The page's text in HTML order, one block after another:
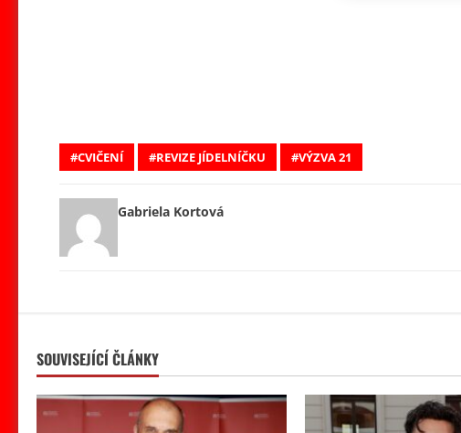
CVIČENÍ REVIZE JÍDELNÍČKU VÝZVA 21
Gabriela Kortová
SOUVISEJÍCÍ ČLÁNKY